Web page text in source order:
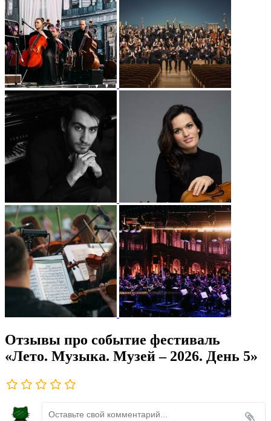
Отзывы про событие фестиваль
«Лето. Музыка. Музей – 2026. День 5»